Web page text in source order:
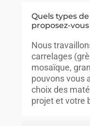
Quels types
proposez-
Nous
carrelages
mosaïque,
pouvons vous
choix des
projet et votre